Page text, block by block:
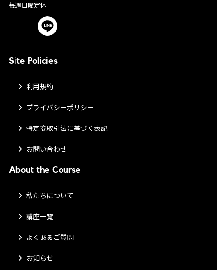
毎週日曜定休
Site Policies
利用規約
プライバシーポリシー
特定商取引法に基づく表記
お問い合わせ
About the Course
私たちについて
講座一覧
よくあるご質問
お知らせ